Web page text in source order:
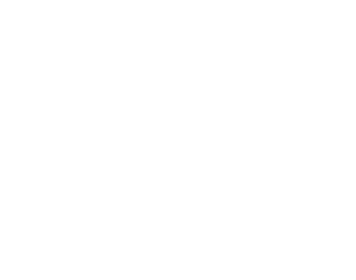
25.06.2025
ist barrierefrei möglich
(freiwilliger
Beitrag)